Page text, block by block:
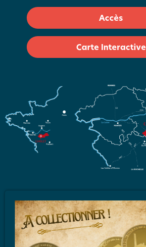
Accès
Carte Interactive
L'équipe
Brochures et Plans